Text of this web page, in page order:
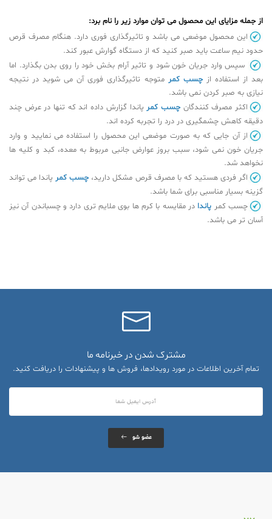
از جمله مزایای این محصول می توان موارد زیر را نام برد:
این محصول موضعی می باشد و تاثیرگذاری فوری دارد. هنگام مصرف قرص
حدود نیم ساعت باید صبر کنید که از دستگاه گوارش عبور کند.
سپس وارد جریان خون شود و تاثیر آرام بخش خود را روی بدن بگذارد. اما
بعد از استفاده ازچسب کمر متوجه تاثیرگذاری فوری آن می شوید در نتیجه
نیازی به صبر کردن نمی باشد.
اکثر مصرف کنندگانچسب کمرپاندا گزارش داده اند که تنها در عرض چند
دقیقه کاهش چشمگیری در درد را تجربه کرده اند.
از آن جایی که به صورت موضعی این محصول را استفاده می نمایید و وارد
جریان خون نمی شود، سبب بروز عوارض جانبی مربوط به معده، کبد و کلیه ها
نخواهد شد.
اگر فردی هستید که با مصرف قرص مشکل دارید،چسب کمرپاندا می تواند
گزینه بسیار مناسبی برای شما باشد.
چسب کمر پاندا در مقایسه با کرم ها بوی ملایم تری دارد و چسباندن آن نیز
آسان تر می باشد.
مشترک شدن در خبرنامه ما
تمام آخرین اطلاعات در مورد رویدادها، فروش ها و پیشنهادات را دریافت کنید.
عضو شو